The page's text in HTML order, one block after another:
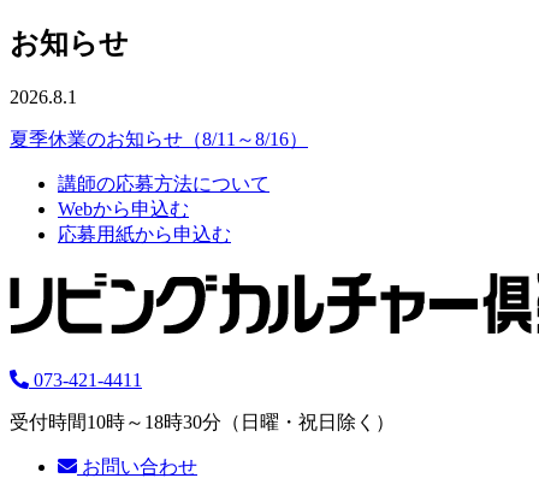
お知らせ
2026.8.1
夏季休業のお知らせ（8/11～8/16）
講師の応募方法について
Webから申込む
応募用紙から申込む
073-421-4411
受付時間10時～18時30分（日曜・祝日除く）
お問い合わせ